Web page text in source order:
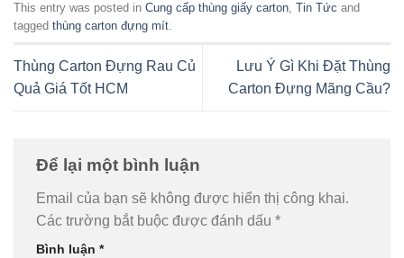
This entry was posted in Cung cấp thùng giấy carton, Tin Tức and
tagged thùng carton đựng mít.
Thùng Carton Đựng Rau Củ
Quả Giá Tốt HCM
Lưu Ý Gì Khi Đặt Thùng
Carton Đựng Mãng Cầu?
Để lại một bình luận
Email của bạn sẽ không được hiển thị công khai.
Các trường bắt buộc được đánh dấu *
Bình luận *